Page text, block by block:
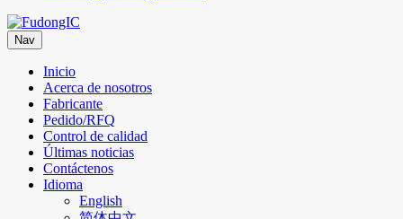
Nav
Inicio
Acerca de nosotros
Fabricante
Pedido/RFQ
Control de calidad
Últimas noticias
Contáctenos
Idioma
English